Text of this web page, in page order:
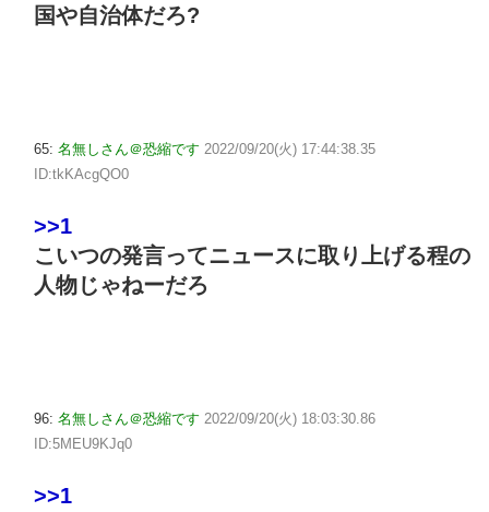
国や自治体だろ?
65: 名無しさん＠恐縮です 2022/09/20(火) 17:44:38.35
ID:tkKAcgQO0
>>1
こいつの発言ってニュースに取り上げる程の
人物じゃねーだろ
96: 名無しさん＠恐縮です 2022/09/20(火) 18:03:30.86
ID:5MEU9KJq0
>>1